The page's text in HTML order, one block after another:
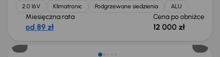
2.0 16V Klimatronic Podgrzewane siedzienia ALU
Miesięczna rata
od 89 zł
Cena po obniżce
12 000 zł